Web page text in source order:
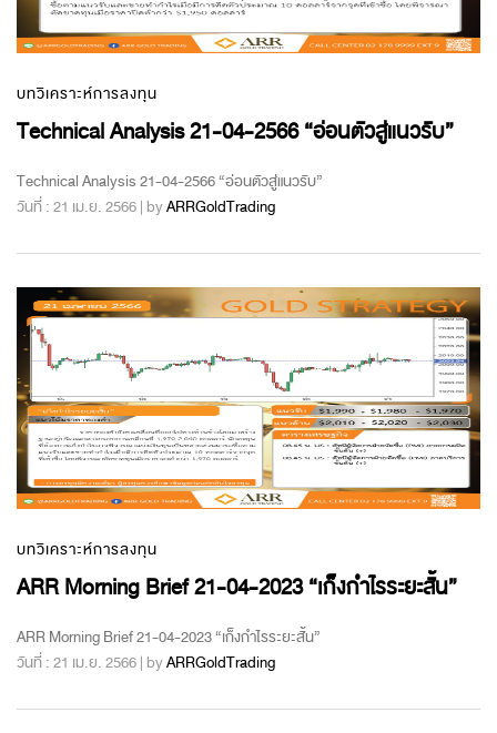
บทวิเคราะห์การลงทุน
Technical Analysis 21-04-2566 “อ่อนตัวสู่แนวรับ”
Technical Analysis 21-04-2566 “อ่อนตัวสู่แนวรับ”
วันที่ : 21 เม.ย. 2566 | byARRGoldTrading
บทวิเคราะห์การลงทุน
ARR Morning Brief 21-04-2023 “เก็งกำไรระยะสั้น”
ARR Morning Brief 21-04-2023 “เก็งกำไรระยะสั้น”
วันที่ : 21 เม.ย. 2566 | byARRGoldTrading